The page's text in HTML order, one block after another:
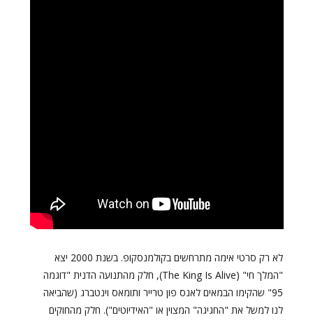
לא רק סרטי אימה מתרחשים בקולמנסקופ. בשנת 2000 יצא
"המלך חי" (The King Is Alive), חלק מהתנועה הדנית "דוגמה
95" שהקימו הבמאים לאנס פון טרייר ותומאס וינטברג (שהביאה
לנו למשל את "החגיגה" המצוין או "האידיוטים"). חלק מהחוקים